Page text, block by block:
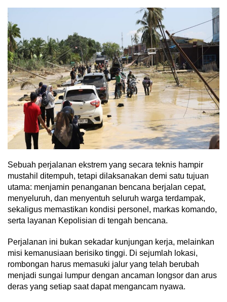
Sebuah perjalanan ekstrem yang secara teknis hampir
mustahil ditempuh, tetapi dilaksanakan demi satu tujuan
utama: menjamin penanganan bencana berjalan cepat,
menyeluruh, dan menyentuh seluruh warga terdampak,
sekaligus memastikan kondisi personel, markas komando,
serta layanan Kepolisian di tengah bencana.
Perjalanan ini bukan sekadar kunjungan kerja, melainkan
misi kemanusiaan berisiko tinggi. Di sejumlah lokasi,
rombongan harus memasuki jalur yang telah berubah
menjadi sungai lumpur dengan ancaman longsor dan arus
deras yang setiap saat dapat mengancam nyawa.